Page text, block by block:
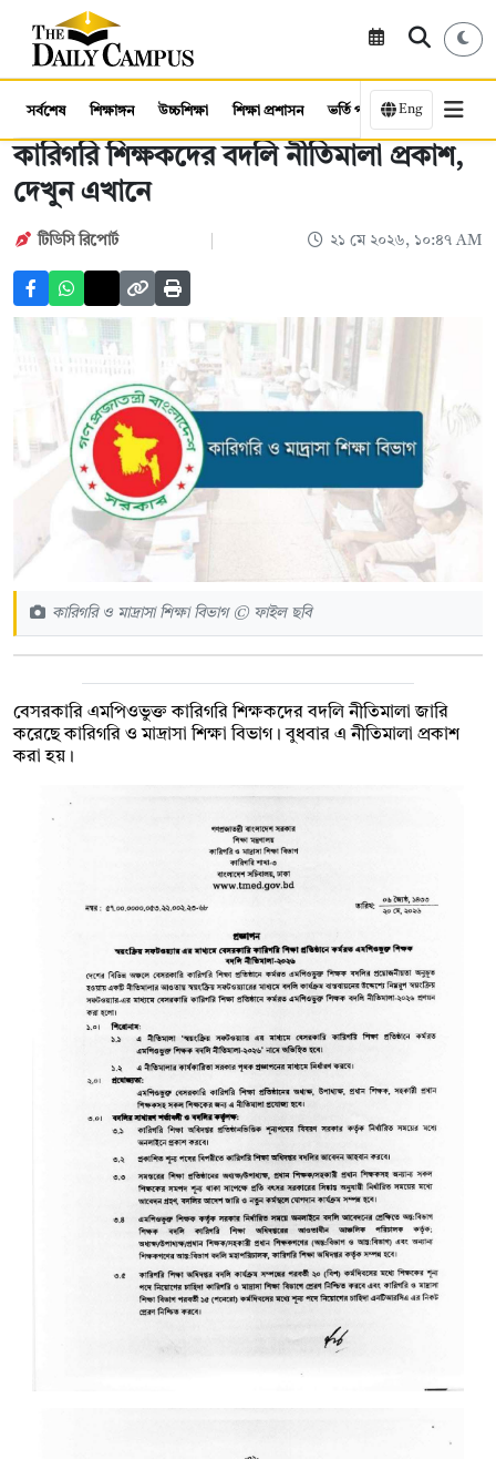
সর্বশেষ শিক্ষাঙ্গন উচ্চশিক্ষা শিক্ষা প্রশাসন ভর্তি পরীক্ষা কর্মসংস্থান
Eng
কারিগরি শিক্ষকদের বদলি নীতিমালা প্রকাশ,
দেখুন এখানে
টিডিসি রিপোর্ট ২১ মে ২০২৬, ১০:৪৭ AM
কারিগরি ও মাদ্রাসা শিক্ষা বিভাগ © ফাইল ছবি
বেসরকারি এমপিওভুক্ত কারিগরি শিক্ষকদের বদলি নীতিমালা জারি
করেছে কারিগরি ও মাদ্রাসা শিক্ষা বিভাগ। বুধবার এ নীতিমালা প্রকাশ
করা হয়।